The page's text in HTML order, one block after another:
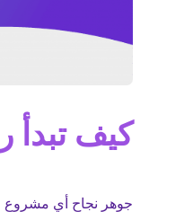
كيف تبدأ
جوهر نجاح أي مشروع